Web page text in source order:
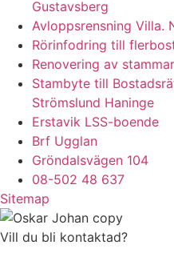
Gustavsberg
Avloppsrensning Villa.
Rörinfodring till
Renovering av
Stambyte till
Strömslund Haninge
Erstavik LSS-boende
Brf Ugglan
Gröndalsvägen 104
08-502 48 637
Sitemap
Vill du bli kontaktad?